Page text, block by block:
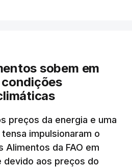
sobem em
preços da energia e uma
impulsionaram o
Alimentos da FAO em
devido aos preços do